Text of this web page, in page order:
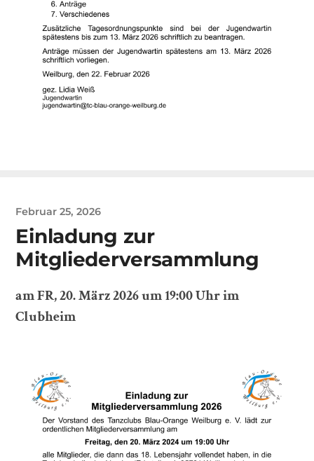
Februar 25, 2026
Einladung zur
Mitgliederversammlung
am FR, 20. März 2026 um 19:00 Uhr im
Clubheim